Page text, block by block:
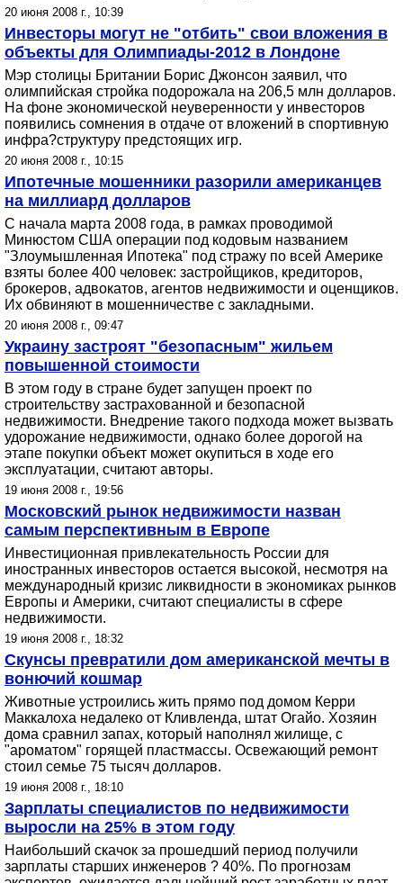
20 июня 2008 г., 10:39
Инвесторы могут не "отбить" свои вложения в
объекты для Олимпиады-2012 в Лондоне
Мэр столицы Британии Борис Джонсон заявил, что
олимпийская стройка подорожала на 206,5 млн долларов.
На фоне экономической неуверенности у инвесторов
появились сомнения в отдаче от вложений в спортивную
инфра?структуру предстоящих игр.
20 июня 2008 г., 10:15
Ипотечные мошенники разорили американцев
на миллиард долларов
С начала марта 2008 года, в рамках проводимой
Минюстом США операции под кодовым названием
"Злоумышленная Ипотека" под стражу по всей Америке
взяты более 400 человек: застройщиков, кредиторов,
брокеров, адвокатов, агентов недвижимости и оценщиков.
Их обвиняют в мошенничестве с закладными.
20 июня 2008 г., 09:47
Украину застроят "безопасным" жильем
повышенной стоимости
В этом году в стране будет запущен проект по
строительству застрахованной и безопасной
недвижимости. Внедрение такого подхода может вызвать
удорожание недвижимости, однако более дорогой на
этапе покупки объект может окупиться в ходе его
эксплуатации, считают авторы.
19 июня 2008 г., 19:56
Московский рынок недвижимости назван
самым перспективным в Европе
Инвестиционная привлекательность России для
иностранных инвесторов остается высокой, несмотря на
международный кризис ликвидности в экономиках рынков
Европы и Америки, считают специалисты в сфере
недвижимости.
19 июня 2008 г., 18:32
Скунсы превратили дом американской мечты в
вонючий кошмар
Животные устроились жить прямо под домом Керри
Маккалоха недалеко от Кливленда, штат Огайо. Хозяин
дома сравнил запах, который наполнял жилище, с
"ароматом" горящей пластмассы. Освежающий ремонт
стоил семье 75 тысяч долларов.
19 июня 2008 г., 18:10
Зарплаты специалистов по недвижимости
выросли на 25% в этом году
Наибольший скачок за прошедший период получили
зарплаты старших инженеров ? 40%. По прогнозам